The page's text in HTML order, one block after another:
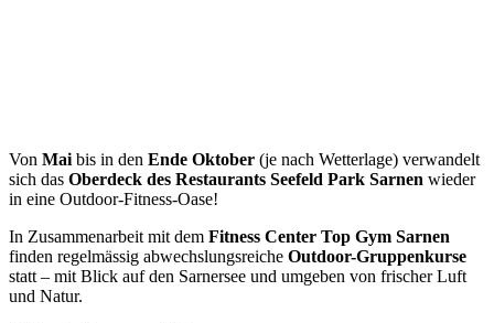
Von Maibis in den Ende Oktober (je nach Wetterlage) verwandelt
sich das Oberdeck des Restaurants Seefeld Park Sarnen wieder
in eine Outdoor-Fitness-Oase!
In Zusammenarbeit mit dem Fitness Center Top Gym Sarnen
finden regelmässig abwechslungsreiche Outdoor-Gruppenkurse
statt – mit Blick auf den Sarnersee und umgeben von frischer Luft
und Natur.